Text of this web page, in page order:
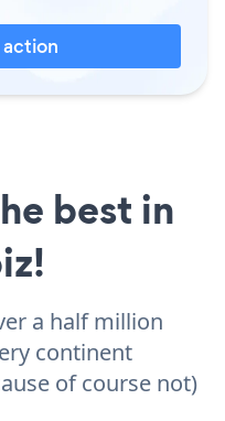
action
best in
a half million
continent
of course not)